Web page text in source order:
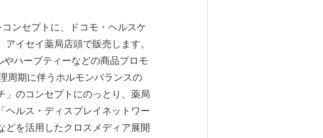
ンセプトに、ドコモ・ヘルスケ
イセイ薬局店頭で販売します。
ハーブティーなどの商品プロモ
周期に伴うホルモンバランスの
」のコンセプトにのっとり、薬局
ヘルス・ディスプレイネットワー
どを活用したクロスメディア展開